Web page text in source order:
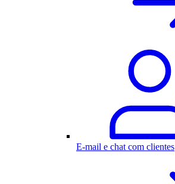
E-mail e chat com clientes